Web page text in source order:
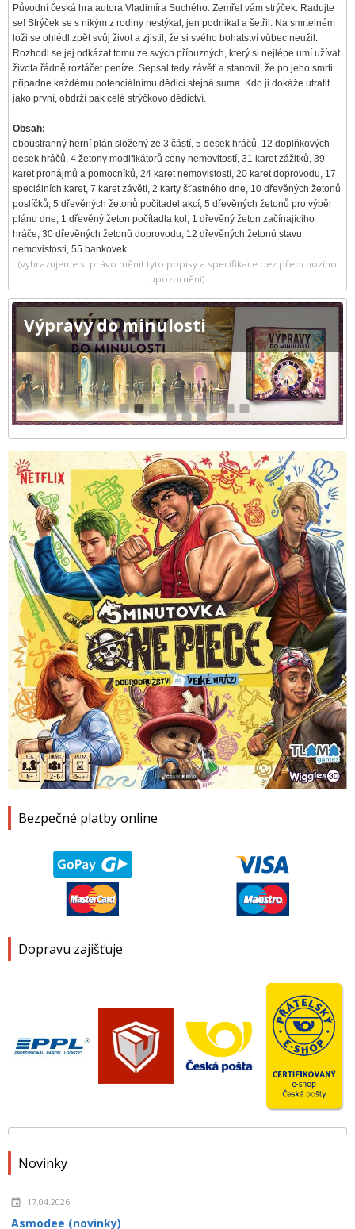
Bezpečné platby online
Dopravu zajišťuje
Novinky
17.04.2026
Asmodee (novinky)
Původní česká hra autora Vladimíra Suchého. Zemřel vám strýček. Radujte
se! Strýček se s nikým z rodiny nestýkal, jen podnikal a šetřil. Na smrtelném
loži se ohlédl zpět svůj život a zjistil, že si svého bohatství vůbec neužil.
Rozhodl se jej odkázat tomu ze svých příbuzných, který si nejlépe umí užívat
života řádně roztáčet peníze. Sepsal tedy závěť a stanovil, že po jeho smrti
připadne každému potenciálnímu dědici stejná suma. Kdo ji dokáže utratit
jako první, obdrží pak celé strýčkovo dědictví.
Obsah:
oboustranný herní plán složený ze 3 částí, 5 desek hráčů, 12 doplňkových
desek hráčů, 4 žetony modifikátorů ceny nemovitostí, 31 karet zážitků, 39
karet pronájmů a pomocníků, 24 karet nemovistostí, 20 karet doprovodu, 17
speciálních karet, 7 karet závětí, 2 karty šťastného dne, 10 dřevěných žetonů
poslíčků, 5 dřevěných žetonů počítadel akcí, 5 dřevěných žetonů pro výběr
plánu dne, 1 dřevěný žeton počítadla kol, 1 dřevěný žeton začínajícího
hráče, 30 dřevěných žetonů doprovodu, 12 dřevěných žetonů stavu
nemovistosti, 55 bankovek
(vyhrazujeme si právo měnit tyto popisy a specifikace bez předchozího
upozornění)
Výpravy do minulosti